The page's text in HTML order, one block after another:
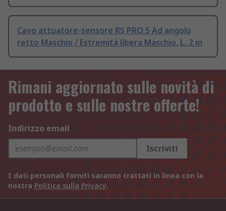
Cavo attuatore-sensore RS PRO 5 Ad angolo
retto Maschio / Estremità libera Maschio, L. 2 m
Rimani aggiornato sulle novità di
prodotto e sulle nostre offerte!
Indirizzo email
Iscriviti
I dati personali forniti saranno trattati in linea con la
nostra Politica sulla Privacy.